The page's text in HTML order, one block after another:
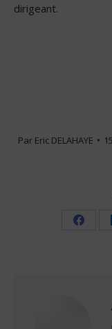
dirigeant.
Par Eric DELAHAYE
Share